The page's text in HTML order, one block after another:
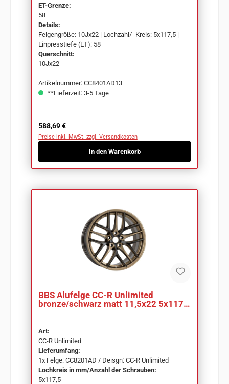
ET-Grenze:
58
Details:
Felgengröße: 10Jx22 | Lochzahl/ -Kreis: 5x117,5 |
Einpresstiefe (ET): 58
Querschnitt:
10Jx22
Artikelnummer: CC8401AD13
**Lieferzeit: 3-5 Tage
Regulärer Preis:
588,69 €
Preise inkl. MwSt. zzgl. Versandkosten
In den Warenkorb
BBS Alufelge CC-R Unlimited
bronze/schwarz matt 11,5x22 5x117,5
Art:
CC-R Unlimited
Lieferumfang:
1x Felge: CC8201AD / Deisgn: CC-R Unlimited
Lochkreis in mm/Anzahl der Schrauben:
5x117,5